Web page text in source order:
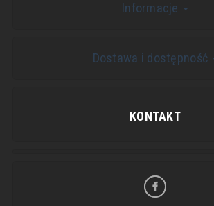
Informacje
Dostawa i dostępność
KONTAKT